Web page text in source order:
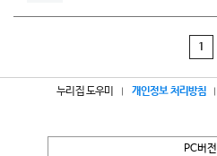
1
누리집 도우미 개인정보 처리방침
PC버전